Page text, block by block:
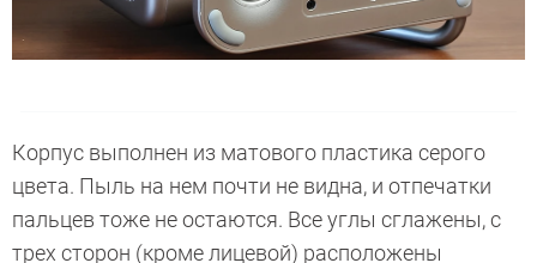
Корпус выполнен из матового пластика серого
цвета. Пыль на нем почти не видна, и отпечатки
пальцев тоже не остаются. Все углы сглажены, с
трех сторон (кроме лицевой) расположены